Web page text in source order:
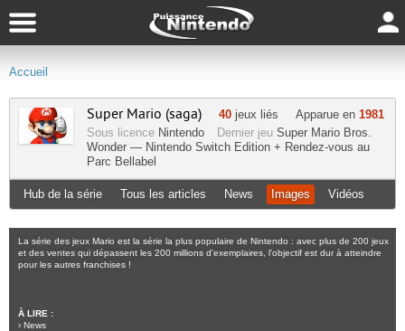
Accueil
Super Mario (saga) 40 jeux liés Apparue en 1981
Sous licence Nintendo Dernier jeu Super Mario Bros.
Wonder — Nintendo Switch Edition + Rendez-vous au
Parc Bellabel
Hub de la série Tous les articles News Images Vidéos
La série des jeux Mario est la série la plus populaire de Nintendo : avec plus de 200 jeux
et des ventes qui dépassent les 200 millions d'exemplaires, l'objectif est dur à atteindre
pour les autres franchises !
À LIRE :
› News